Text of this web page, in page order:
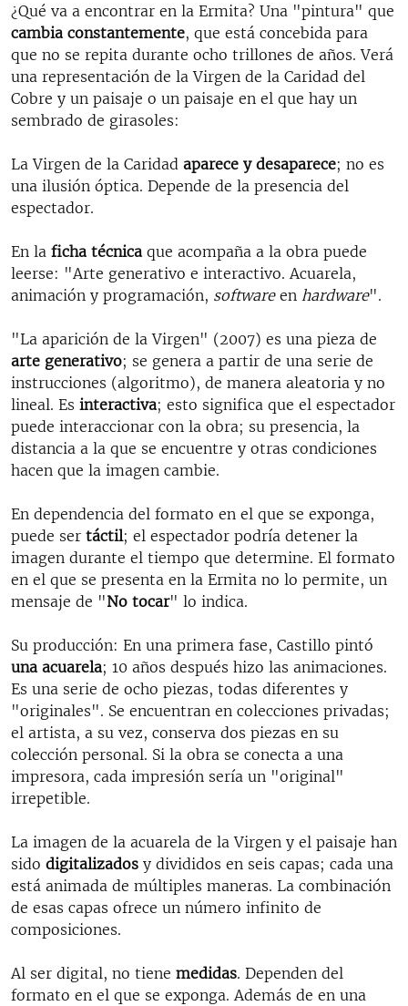
¿Qué va a encontrar en la Ermita? Una "pintura" que
cambia constantemente, que está concebida para
que no se repita durante ocho trillones de años. Verá
una representación de la Virgen de la Caridad del
Cobre y un paisaje o un paisaje en el que hay un
sembrado de girasoles:
La Virgen de la Caridad aparece y desaparece; no es
una ilusión óptica. Depende de la presencia del
espectador.
En la ficha técnica que acompaña a la obra puede
leerse: "Arte generativo e interactivo. Acuarela,
animación y programación, software en hardware".
"La aparición de la Virgen" (2007) es una pieza de
arte generativo; se genera a partir de una serie de
instrucciones (algoritmo), de manera aleatoria y no
lineal. Es interactiva; esto significa que el espectador
puede interaccionar con la obra; su presencia, la
distancia a la que se encuentre y otras condiciones
hacen que la imagen cambie.
En dependencia del formato en el que se exponga,
puede ser táctil; el espectador podría detener la
imagen durante el tiempo que determine. El formato
en el que se presenta en la Ermita no lo permite, un
mensaje de "No tocar" lo indica.
Su producción: En una primera fase, Castillo pintó
una acuarela; 10 años después hizo las animaciones.
Es una serie de ocho piezas, todas diferentes y
"originales". Se encuentran en colecciones privadas;
el artista, a su vez, conserva dos piezas en su
colección personal. Si la obra se conecta a una
impresora, cada impresión sería un "original"
irrepetible.
La imagen de la acuarela de la Virgen y el paisaje han
sido digitalizados y divididos en seis capas; cada una
está animada de múltiples maneras. La combinación
de esas capas ofrece un número infinito de
composiciones.
Al ser digital, no tiene medidas. Dependen del
formato en el que se exponga. Además de en una